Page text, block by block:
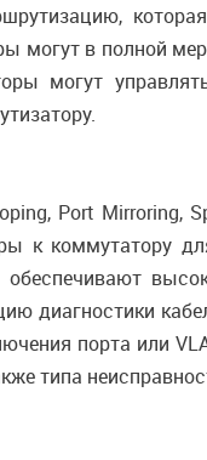
могут в полной
могут
Port Mirroring,
к коммутатору
диагностики
порта или
типа